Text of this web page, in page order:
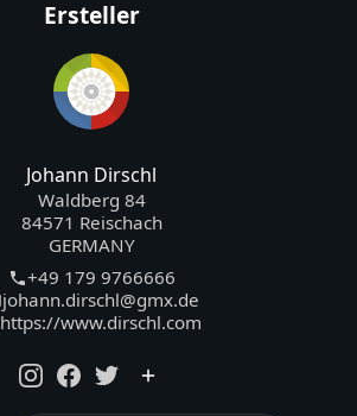
Ersteller
Johann Dirschl
Waldberg 84
84571 Reischach
GERMANY
+49 179 9766666
johann.dirschl@gmx.de
https://www.dirschl.com